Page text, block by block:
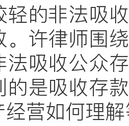
轻的非法吸
许律师围
法吸收公众
的是吸收存
营如何理